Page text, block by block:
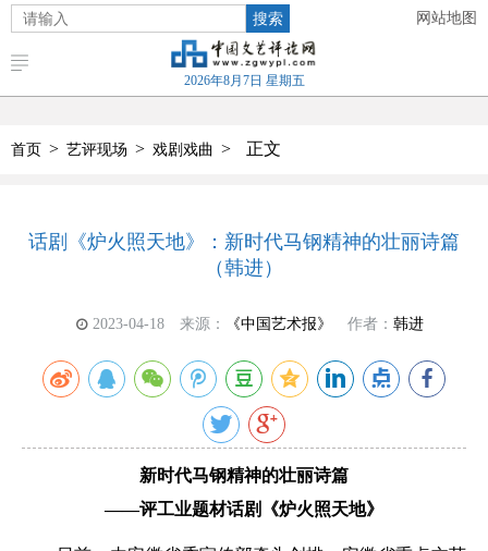
搜索 网站地图
2026年8月7日 星期五
首页 > 艺评现场 > 戏剧戏曲 > 正文
话剧《炉火照天地》：新时代马钢精神的壮丽诗篇
（韩进）
2023-04-18 来源： 《中国艺术报》 作者： 韩进
新时代马钢精神的壮丽诗篇
——评工业题材话剧《炉火照天地》